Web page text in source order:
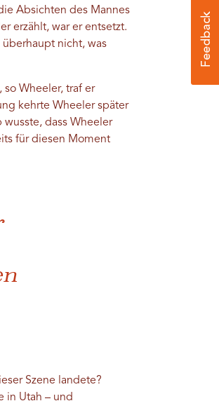
Absichten des Mannes
erzählt, war er entsetzt.
überhaupt nicht, was
so Wheeler, traf er
kehrte Wheeler später
wusste, dass Wheeler
für diesen Moment
Szene landete?
in Utah – und